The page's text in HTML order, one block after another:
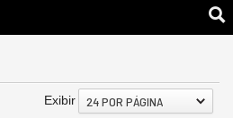
Exibir 24 POR PÁGINA